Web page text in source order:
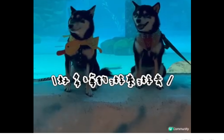
Loaded
100.00%